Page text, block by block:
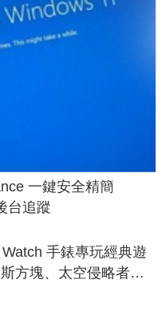
一鍵安全精簡
台追蹤
手錶專玩經典遊
方塊、太空侵略者，